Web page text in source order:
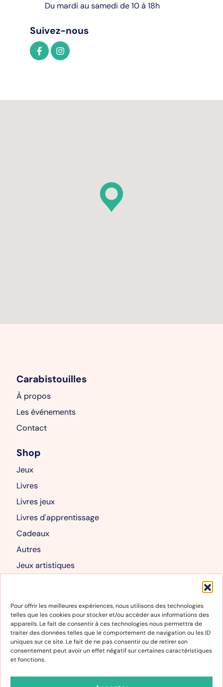
Pour offrir les meilleures expériences, nous utilisons des technologies
telles que les cookies pour stocker et/ou accéder aux informations des
appareils. Le fait de consentir à ces technologies nous permettra de
traiter des données telles que le comportement de navigation ou les ID
uniques sur ce site. Le fait de ne pas consentir ou de retirer son
consentement peut avoir un effet négatif sur certaines caractéristiques
et fonctions.
Du mardi au samedi de 10 à 18h
Suivez-nous
Carabistouilles
À propos
Les événements
Contact
Shop
Jeux
Livres
Livres jeux
Livres d'apprentissage
Cadeaux
Autres
Jeux artistiques
Mon compte
Mon compte
Panier
Informations